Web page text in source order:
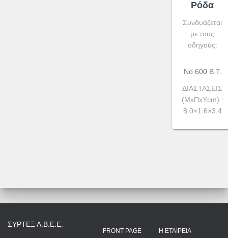
Ρόδα
Συνδυάζεται
με τους
οδηγούς:
No 600 Β.Τ.
ΔΙΑΣΤΑΣΕΙΣ
(ΜxΠxYcm) :
8.0×1.6×3.4
ΣΥΡΤΕΞ Α.Β.Ε.Ε.
FRONT PAGE Η ΕΤΑΙΡΕΊΑ